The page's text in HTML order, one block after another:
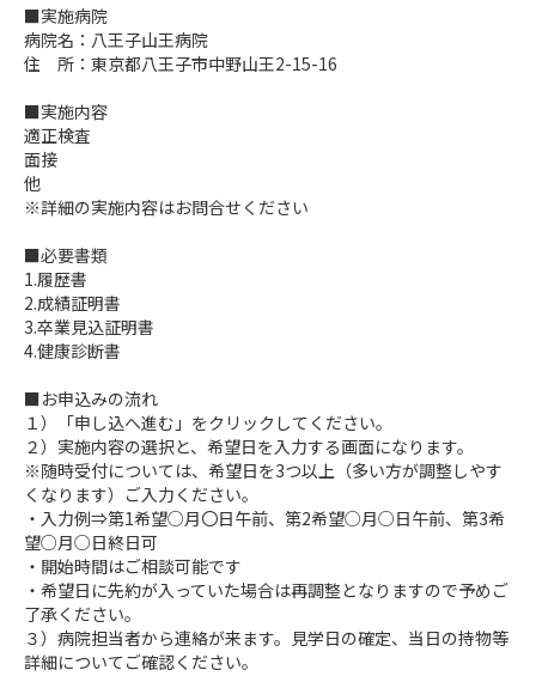
■実施病院
病院名：八王子山王病院
住 所：東京都八王子市中野山王2-15-16
■実施内容
適正検査
面接
他
※詳細の実施内容はお問合せください
■必要書類
1.履歴書
2.成績証明書
3.卒業見込証明書
4.健康診断書
■お申込みの流れ
１）「申し込へ進む」をクリックしてください。
２）実施内容の選択と、希望日を入力する画面になります。
※随時受付については、希望日を3つ以上（多い方が調整しやす
くなります）ご入力ください。
・入力例⇒第1希望○月〇日午前、第2希望○月○日午前、第3希
望○月○日終日可
・開始時間はご相談可能です
・希望日に先約が入っていた場合は再調整となりますので予めご
了承ください。
３）病院担当者から連絡が来ます。見学日の確定、当日の持物等
詳細についてご確認ください。